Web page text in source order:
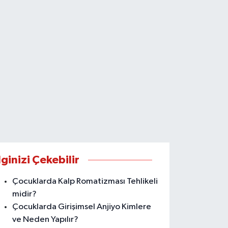
Çekebilir
Çocuklarda Kalp Romatizması Tehlikeli
midir?
Çocuklarda Girişimsel Anjiyo Kimlere
ve Neden Yapılır?